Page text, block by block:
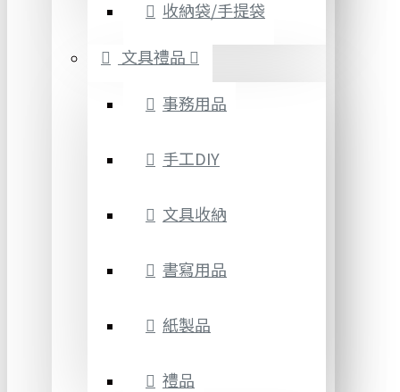
收納袋/手提袋
文具禮品
事務用品
手工DIY
文具收納
書寫用品
紙製品
禮品